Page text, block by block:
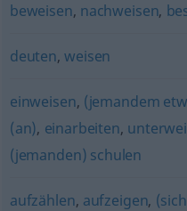
beweisen, nachweisen,
deuten,weisen
einweisen, (jemandem
(an), einarbeiten,
(jemanden) schulen
aufzählen, aufzeigen,